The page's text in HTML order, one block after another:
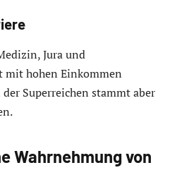
Jura und
mit hohen Einkommen
Superreichen stammt aber
Wahrnehmung von